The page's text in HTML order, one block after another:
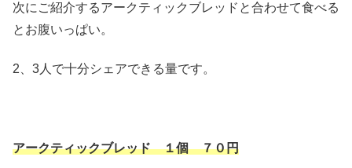
次にご紹介するアークティックブレッドと合わせて食べる
とお腹いっぱい。
2、3人で十分シェアできる量です。
アークティックブレッド １個 ７０円